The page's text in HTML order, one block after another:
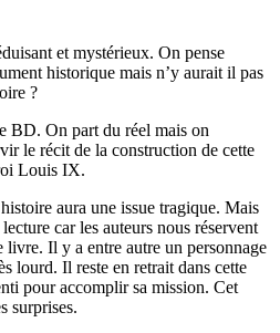
et mystérieux. On pense
historique mais n’y aurait il pas
?
BD. On part du réel mais on
le récit de la construction de cette
Louis IX.
aura une issue tragique. Mais
car les auteurs nous réservent
livre. Il y a entre autre un personnage
lourd. Il reste en retrait dans cette
pour accomplir sa mission. Cet
surprises.